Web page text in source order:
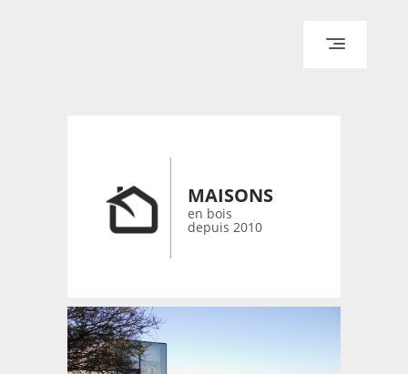
CONTACT
MAISONS
en bois
depuis 2010